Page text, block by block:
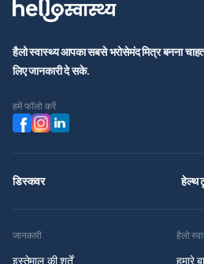
हैलो स्वास्थ्य आपका सबसे भरोसेमंद मित्र बनना
लिए जानकारी दे सके.
हमें फॉलो करें
डिस्कवर हेल्थ
जानकारी
इस्तेमाल की शर्तें
हैलो
हमारे